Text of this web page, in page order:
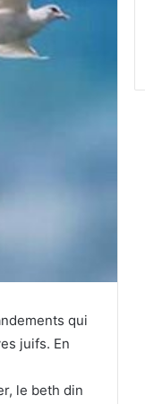
qui
juifs. En
le beth din